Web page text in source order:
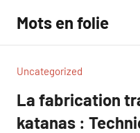
contenu
Mots en folie
Uncategorized
La fabrication
katanas :